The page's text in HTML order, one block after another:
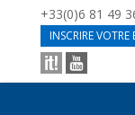
+33(0)6 81 49
INSCRIRE VOTRE